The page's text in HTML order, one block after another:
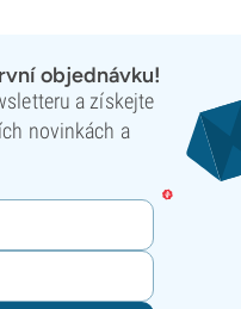
objednávku!
a získejte
novinkách a